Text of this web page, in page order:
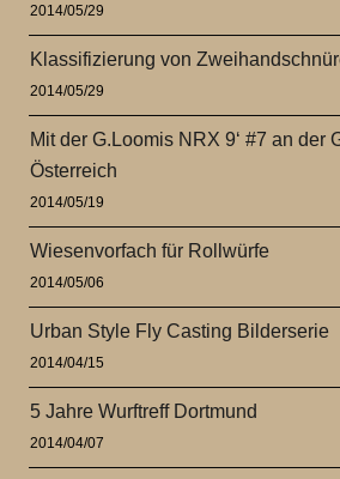
2014/05/29
Klassifizierung von
2014/05/29
Mit der G.Loomis NRX 9‘ #7 an der
Österreich
2014/05/19
Wiesenvorfach für Rollwürfe
2014/05/06
Urban Style Fly Casting Bilderserie
2014/04/15
5 Jahre Wurftreff Dortmund
2014/04/07